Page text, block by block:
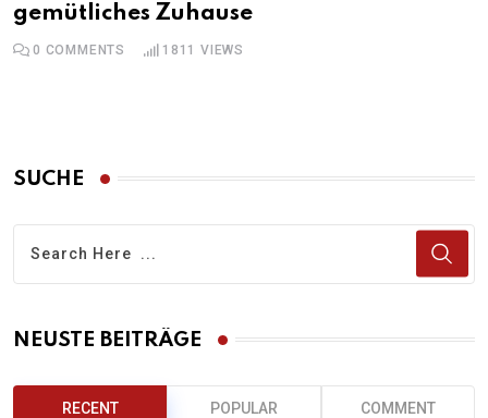
gemütliches Zuhause
0 COMMENTS 1811 VIEWS
SUCHE
NEUSTE BEITRÄGE
RECENT POPULAR COMMENT